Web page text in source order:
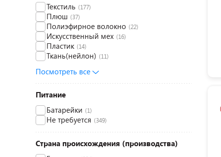
Текстиль (177)
Плюш (37)
Полиэфирное волокно (22)
Искусственный мех (16)
Пластик (14)
Ткань(нейлон) (11)
Посмотреть все
Питание
Батарейки (1)
Не требуется (349)
Страна происхождения (производства)